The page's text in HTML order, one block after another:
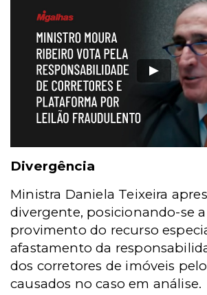
Divergência
Ministra Daniela Teixeira
divergente, posicionando-se
provimento do recurso
afastamento da
dos corretores de imóveis
causados no caso em análise.